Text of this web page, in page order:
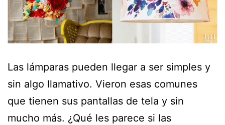
Las lámparas pueden llegar a ser simples y
sin algo llamativo. Vieron esas comunes
que tienen sus pantallas de tela y sin
mucho más. ¿Qué les parece si las